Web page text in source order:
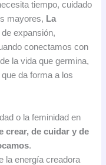
tiempo, cuidado
mayores, La
expansión,
conectamos con
la vida que germina,
da forma a los
o la feminidad en
crear, de cuidar y de
.
la energía creadora